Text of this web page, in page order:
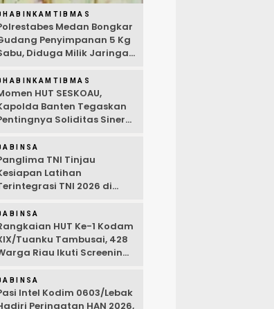
Medan Bongkar
Penyimpanan 5 Kg
Diduga Milik Jaringan
HUT SESKOAU,
Banten Tegaskan
Soliditas Sinergi
TNI Tinjau
Latihan
TNI 2026 di
HUT Ke-1 Kodam
Tuanku Tambusai, 428
Riau Ikuti Screening
Intel Kodim 0603/Lebak
Peringatan HAN 2026,